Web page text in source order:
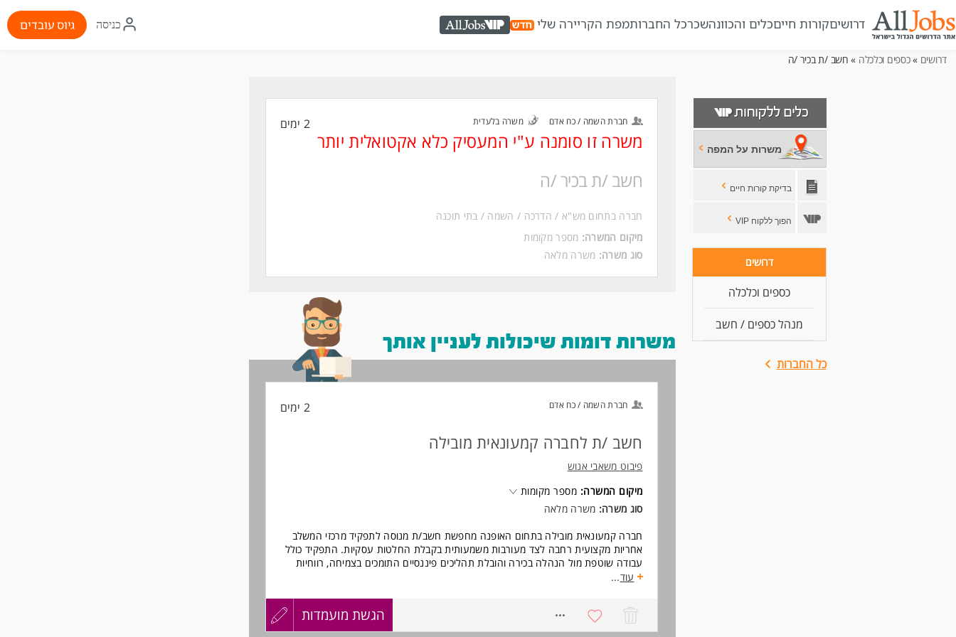
דרושיםקורות חייםכלים והכוונהשכרכל החברותמפת הקריירה שלי AllJobs VIP
איקון
התחברות
כניסה גיוס עובדים
דרושים »כספים וכלכלה » חשב /ת בכיר /ה
משרות על המפה
בדיקת קורות חיים
הפוך ללקוח VIP
דרושים
כספים וכלכלה
מנהל כספים / חשב
כל החברות
חברת השמה / כח אדם משרה בלעדית 2 ימים
משרה זו סומנה ע"י המעסיק כלא אקטואלית יותר
חשב /ת בכיר /ה
חברה בתחום מש"א / הדרכה / השמה / בתי תוכנה
מיקום המשרה: מספר מקומות
סוג משרה: משרה מלאה
משרות דומות שיכולות לעניין אותך
חברת השמה / כח אדם 2 ימים
חשב /ת לחברה קמעונאית מובילה
פיבוט משאבי אנוש
מיקום המשרה: מספר מקומות
סוג משרה: משרה מלאה
חברה קמעונאית מובילה בתחום האופנה מחפשת חשב/ת מנוסה לתפקיד מרכזי המשלב
אחריות מקצועית רחבה לצד מעורבות משמעותית בקבלת החלטות עסקיות. התפקיד כולל
עבודה שוטפת מול הנהלה בכירה והובלת תהליכים פיננסיים התומכים בצמיחה, רווחיות
והתייעלות.
- אחריות על סגירות חודשיות ושנתיות והכנת דוחות כספיים.
- בניית תקציבים, תחזיות ובקרה תקציבית.
עוד...
הגשת מועמדות
עדכון